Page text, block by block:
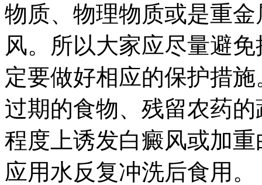
物质、物理物质或是重
风。所以大家应尽量避
定要做好相应的保护措
过期的食物、残留农药
程度上诱发白癜风或加
应用水反复冲洗后食用。